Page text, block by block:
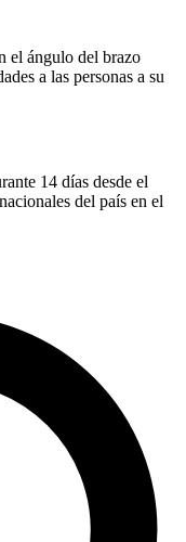
el ángulo del brazo
a las personas a su
14 días desde el
del país en el